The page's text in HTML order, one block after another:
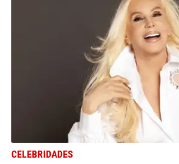
CELEBRIDADES